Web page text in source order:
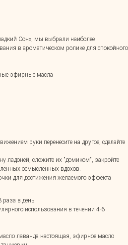
Сон», мы выбрали наиболее
в ароматическом ролике для спокойного
эфирные масла
руки перенесите на другое, сделайте
ладоней, сложите их "домиком", закройте
осмысленных вдохов.
для достижения желаемого эффекта
раза в день.
использования в течении 4-6
лаванда настоящая, эфирное масло